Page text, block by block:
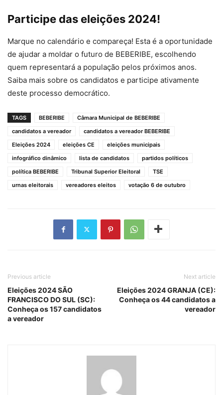
Participe das eleições 2024!
Marque no calendário e compareça! Esta é a oportunidade
de ajudar a moldar o futuro de BEBERIBE, escolhendo
quem representará a população pelos próximos anos.
Saiba mais sobre os candidatos e participe ativamente
deste processo democrático.
TAGS BEBERIBE
Câmara Municipal de BEBERIBE
candidatos a vereador
candidatos a vereador BEBERIBE
Eleições 2024
eleições CE
eleições municipais
infográfico dinâmico
lista de candidatos
partidos políticos
política BEBERIBE
Tribunal Superior Eleitoral
TSE
urnas eleitorais
vereadores eleitos votação 6 de outubro
Previous article
Eleições 2024 SÃO
FRANCISCO DO SUL (SC):
Conheça os 157 candidatos
a vereador
Next article
Eleições 2024 GRANJA (CE):
Conheça os 44 candidatos a
vereador